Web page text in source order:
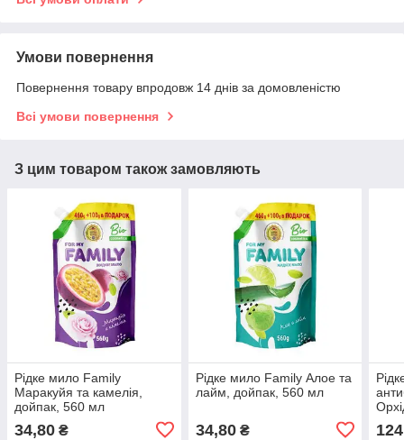
Умови повернення
Повернення товару впродовж 14 днів за домовленістю
Всі умови повернення
З цим товаром також замовляють
Рідке мило Family
Маракуйя та камелія,
дойпак, 560 мл
34,80 ₴
Рідке мило Family Алое та
лайм, дойпак, 560 мл
34,80₴ 124